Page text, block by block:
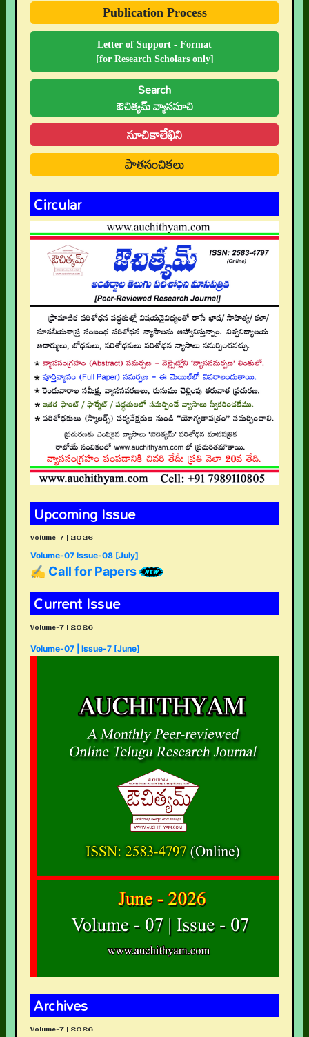
👉 UGC-CARE Coverage
👉 UGC-CARE రద్దు
Publication Process
Letter of Support - Format
[for Research Scholars only]
Search
ఔచిత్యమ్ వ్యాససూచి
సూచికాలేఖిని
పాతసంచికలు
Circular
Upcoming Issue
Volume-7 | 2026
Volume-07 Issue-08 [July]
✍ Call for Papers
Current Issue
Volume-7 | 2026
Volume-07 | Issue-7 [June]
Archives
Volume-7 | 2026